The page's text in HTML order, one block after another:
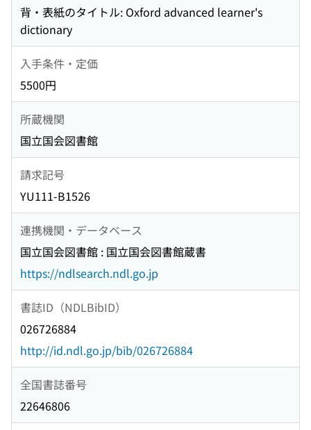
背・表紙のタイトル: Oxford advanced learner's
dictionary
入手条件・定価
5500円
所蔵機関
国立国会図書館
請求記号
YU111-B1526
連携機関・データベース
国立国会図書館 : 国立国会図書館蔵書
https://ndlsearch.ndl.go.jp
書誌ID（NDLBibID）
026726884
http://id.ndl.go.jp/bib/026726884
全国書誌番号
22646806